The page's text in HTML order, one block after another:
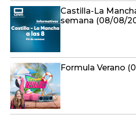
Castilla-La
semana (08/08/
Formula Verano